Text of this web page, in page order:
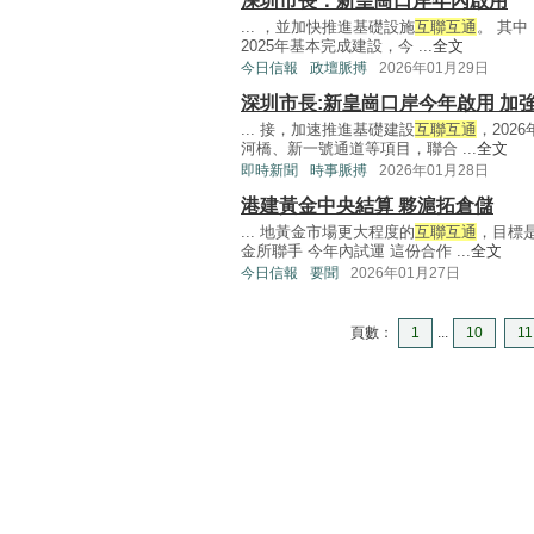
... ，並加快推進基礎設施互聯互通。 其中
2025年基本完成建設，今 ...全文
今日信報 政壇脈搏 2026年01月29日
深圳市長:新皇崗口岸今年啟用 加
... 接，加速推進基礎建設互聯互通 ，
河橋、新一號通道等項目，聯合 ...全文
即時新聞 時事脈搏 2026年01月28日
港建黃金中央結算 夥滬拓倉儲
... 地黃金市場更大程度的互聯互通 ，目標
金所聯手 今年內試運 這份合作 ...全文
今日信報 要聞 2026年01月27日
頁數： 1 ... 10 11